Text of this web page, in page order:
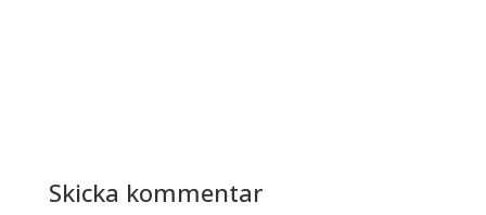
Skicka kommentar